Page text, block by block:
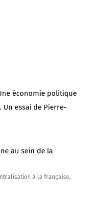
économie politique
Un essai de Pierre-
au sein de la
à la française,